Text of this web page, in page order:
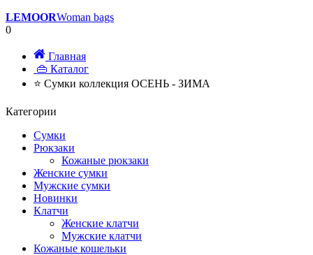
LEMOORWoman bags
0
Главная
👜 Каталог
⭐ Сумки коллекция ОСЕНЬ - ЗИМА
Категории
Сумки
Рюкзаки
Кожаные рюкзаки
Женские сумки
Мужские сумки
Новинки
Клатчи
Женские клатчи
Мужские клатчи
Кожаные кошельки